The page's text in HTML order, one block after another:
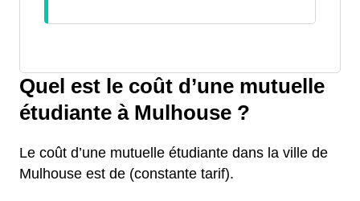
Quel est le coût d’une mutuelle
étudiante à Mulhouse ?
Le coût d’une mutuelle étudiante dans la ville de
Mulhouse est de (constante tarif).